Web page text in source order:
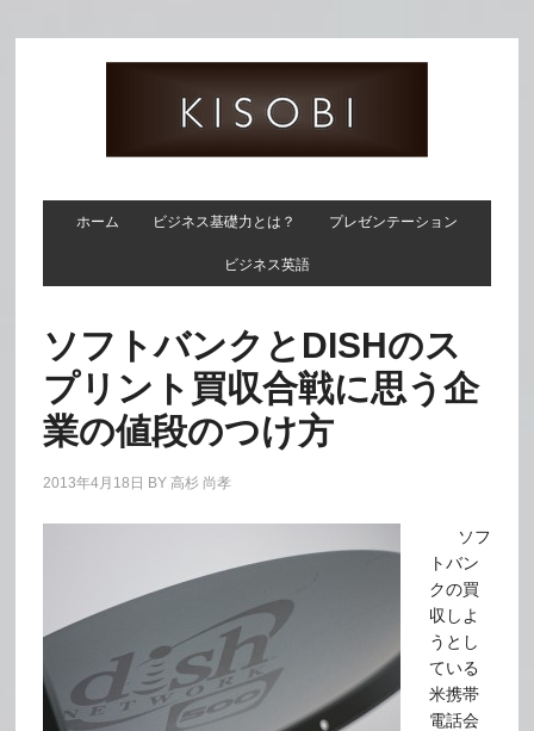
ホーム ビジネス基礎力とは？ プレゼンテーション
ビジネス英語
ソフトバンクとDISHのス
プリント買収合戦に思う企
業の値段のつけ方
2013年4月18日 BY 高杉 尚孝
ソフ
トバン
クの買
収しよ
うとし
ている
米携帯
電話会